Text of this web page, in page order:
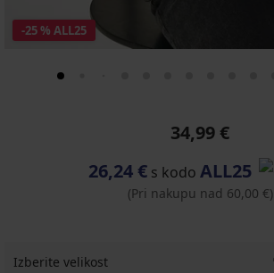
-25 % ALL25
34,99 €
26,24 €s kodo ALL25
(Pri nakupu nad 60,00 €)
Izberite velikost